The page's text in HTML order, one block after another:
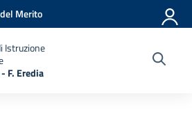
Merito
Istruzione
F. Eredia